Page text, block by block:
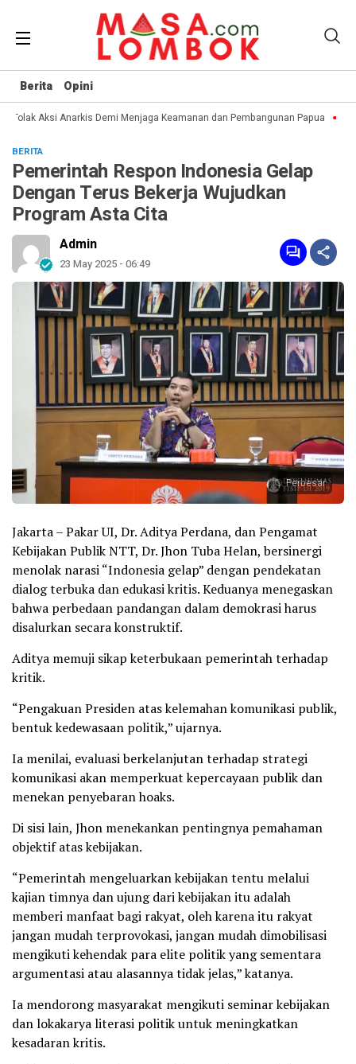
Berita Opini
Tolak Aksi Anarkis Demi Menjaga Keamanan dan Pembangunan Papua
BERITA
Pemerintah Respon Indonesia Gelap
Dengan Terus Bekerja Wujudkan
Program Asta Cita
Admin
23 May 2025 - 06:49
Perbesar
Jakarta – Pakar UI, Dr. Aditya Perdana, dan Pengamat
Kebijakan Publik NTT, Dr. Jhon Tuba Helan, bersinergi
menolak narasi “Indonesia gelap” dengan pendekatan
dialog terbuka dan edukasi kritis. Keduanya menegaskan
bahwa perbedaan pandangan dalam demokrasi harus
disalurkan secara konstruktif.
Aditya memuji sikap keterbukaan pemerintah terhadap
kritik.
“Pengakuan Presiden atas kelemahan komunikasi publik,
bentuk kedewasaan politik,” ujarnya.
Ia menilai, evaluasi berkelanjutan terhadap strategi
komunikasi akan memperkuat kepercayaan publik dan
menekan penyebaran hoaks.
Di sisi lain, Jhon menekankan pentingnya pemahaman
objektif atas kebijakan.
“Pemerintah mengeluarkan kebijakan tentu melalui
kajian timnya dan ujung dari kebijakan itu adalah
memberi manfaat bagi rakyat, oleh karena itu rakyat
jangan mudah terprovokasi, jangan mudah dimobilisasi
mengikuti kehendak para elite politik yang sementara
argumentasi atau alasannya tidak jelas,” katanya.
Ia mendorong masyarakat mengikuti seminar kebijakan
dan lokakarya literasi politik untuk meningkatkan
kesadaran kritis.